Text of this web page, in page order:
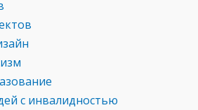
с инвалидностью